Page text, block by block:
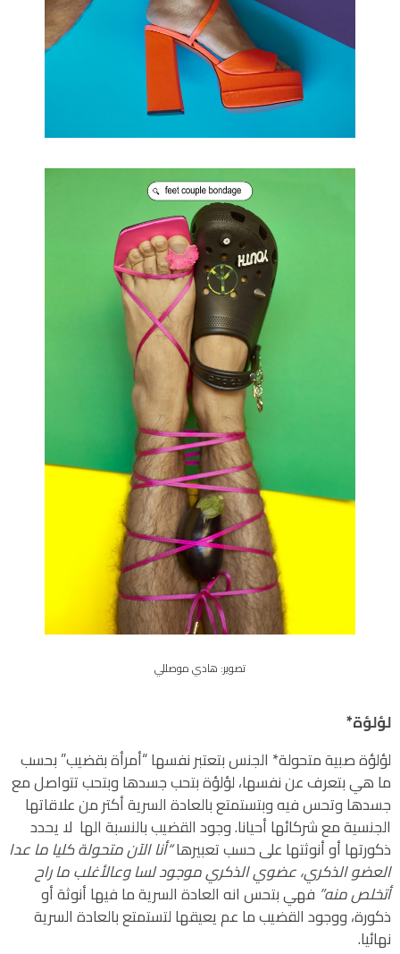
تصوير: هادي موصللي
لؤلؤة*
لؤلؤة صبية متحولة* الجنس بتعتبر نفسها “أمرأة بقضيب” بحسب
ما هي بتعرف عن نفسها، لؤلؤة بتحب جسدها وبتحب تتواصل مع
جسدها وتحس فيه وبتستمتع بالعادة السرية أكتر من علاقاتها
الجنسية مع شركائها أحيانا. وجود القضيب بالنسبة الها لا يحدد
ذكورتها أو أنوثتها على حسب تعبيرها“أنا الآن متحولة كليا ما عدا
العضو الذكري، عضوي الذكري موجود لسا وعالأغلب ما راح
أتخلص منه” فهي بتحس انه العادة السرية ما فيها أنوثة أو
ذكورة، ووجود القضيب ما عم يعيقها لتستمتع بالعادة السرية
نهائيا.